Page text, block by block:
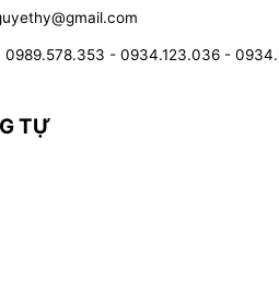
0989.578.353 - 0934.123.036 -
TỰ